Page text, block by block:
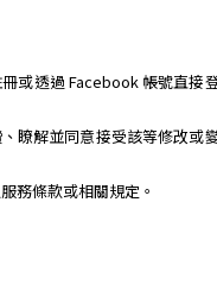
或透過 Facebook 帳號直接
瞭解並同意接受該等修改或
務條款或相關規定。